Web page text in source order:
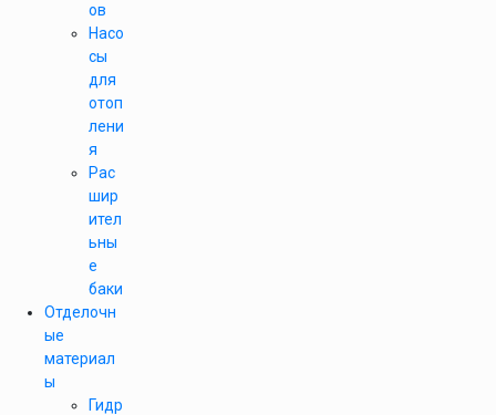
ов
Насо
сы
для
отоп
лени
я
Рас
шир
ител
ьны
е
баки
Отделочн
ые
материал
ы
Гидр